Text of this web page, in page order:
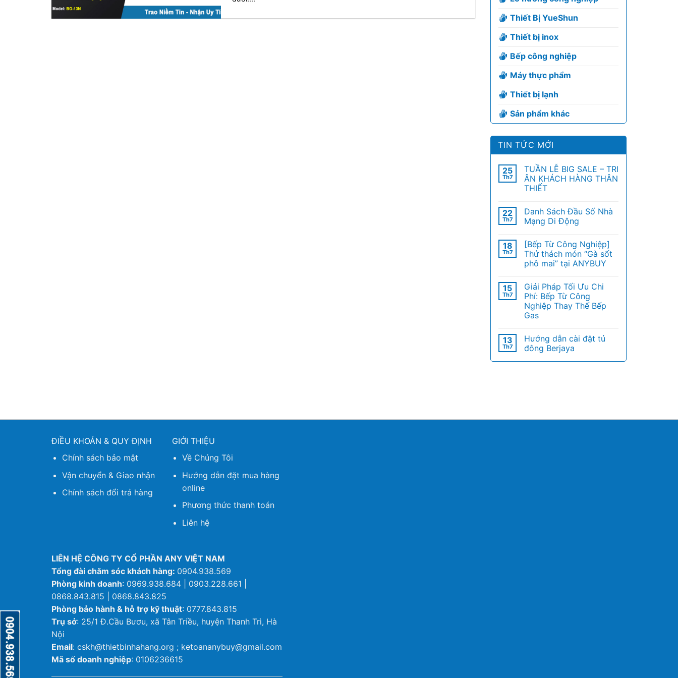
Thiết Bị YueShun
Thiết bị inox
Bếp công nghiệp
Máy thực phẩm
Thiết bị lạnh
Sản phẩm khác
TIN TỨC MỚI
25
Th7
TUẦN LỄ BIG SALE – TRI
ÂN KHÁCH HÀNG THÂN
THIẾT
22
Th7
Danh Sách Đầu Số Nhà
Mạng Di Động
18
Th7
[Bếp Từ Công Nghiệp]
Thử thách món “Gà sốt
phô mai” tại ANYBUY
15
Th7
Giải Pháp Tối Ưu Chi
Phí: Bếp Từ Công
Nghiệp Thay Thế Bếp
Gas
13
Th7
Hướng dẫn cài đặt tủ
đông Berjaya
ĐIỀU KHOẢN & QUY ĐỊNH
Chính sách bảo mật
Vận chuyển & Giao nhận
Chính sách đổi trả hàng
GIỚI THIỆU
Về Chúng Tôi
Hướng dẫn đặt mua hàng
online
Phương thức thanh toán
Liên hệ
LIÊN HỆ CÔNG TY CỔ PHẦN ANY VIỆT NAM
Tổng đài chăm sóc khách hàng: 0904.938.569
Phòng kinh doanh: 0969.938.684 | 0903.228.661 |
0868.843.815 | 0868.843.825
Phòng bảo hành & hỗ trợ kỹ thuật: 0777.843.815
Trụ sở: 25/1 Đ.Cầu Bươu, xã Tân Triều, huyện Thanh Trì, Hà
Nội
Email: cskh@thietbinhahang.org ; ketoananybuy@gmail.com
Mã số doanh nghiệp: 0106236615